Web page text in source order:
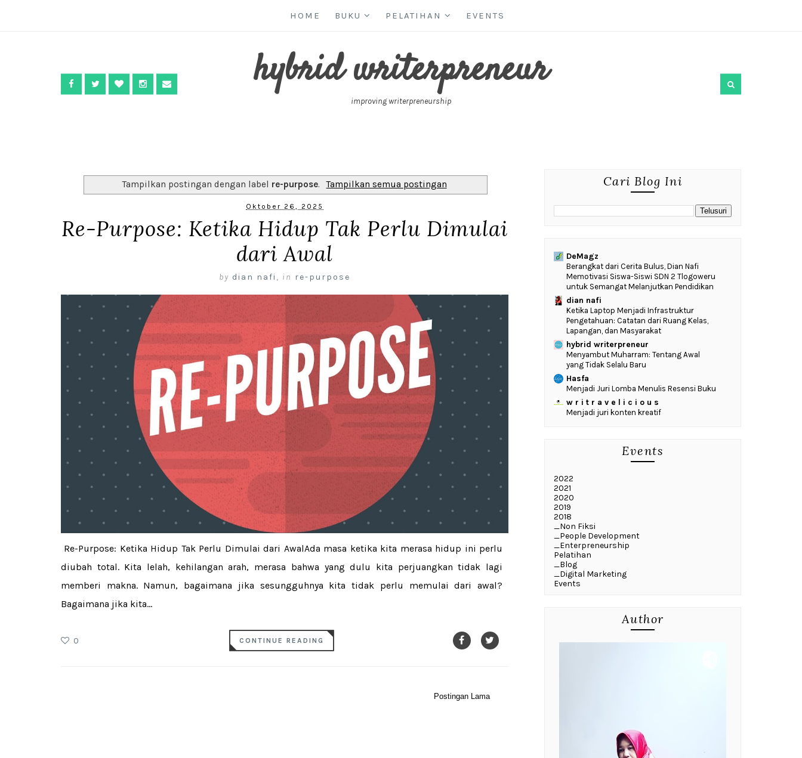
HOME BUKU PELATIHAN EVENTS
hybrid writerpreneur
improving writerpreneurship
Tampilkan postingan dengan label re-purpose. Tampilkan semua postingan
Oktober 26, 2025
Re-Purpose: Ketika Hidup Tak Perlu Dimulai
dari Awal
by dian nafi , in re-purpose
Re-Purpose: Ketika Hidup Tak Perlu Dimulai dari AwalAda masa ketika kita merasa hidup ini perlu
diubah total. Kita lelah, kehilangan arah, merasa bahwa yang dulu kita perjuangkan tidak lagi
memberi makna. Namun, bagaimana jika sesungguhnya kita tidak perlu memulai dari awal?
Bagaimana jika kita...
0 CONTINUE READING
Postingan Lama
Cari Blog Ini
DeMagz
‎Berangkat dari Cerita Bulus, Dian Nafi
Memotivasi Siswa-Siswi SDN 2 Tlogoweru
untuk Semangat Melanjutkan Pendidikan
dian nafi
Ketika Laptop Menjadi Infrastruktur
Pengetahuan: Catatan dari Ruang Kelas,
Lapangan, dan Masyarakat
hybrid writerpreneur
Menyambut Muharram: Tentang Awal
yang Tidak Selalu Baru
Hasfa
Menjadi Juri Lomba Menulis Resensi Buku
w r i t r a v e l i c i o u s
Menjadi juri konten kreatif
Events
2022
2021
2020
2019
2018
_Non Fiksi
_People Development
_Enterpreneurship
Pelatihan
_Blog
_Digital Marketing
Events
Author